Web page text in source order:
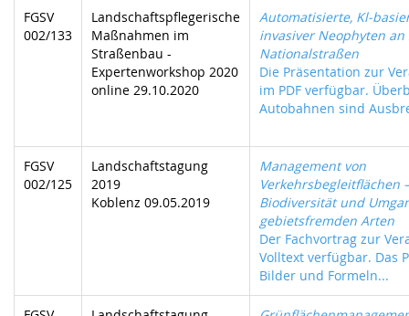
FGSV
002/133
Landschaftspflegerische
Maßnahmen im
Straßenbau -
Expertenworkshop 2020
online 29.10.2020
Automatisierte, Kl-
invasiver Neophyten an
Nationalstraßen
Die Präsentation zur
im PDF verfügbar.
Autobahnen sind
FGSV
002/125
Landschaftstagung
2019
Koblenz 09.05.2019
Management von
Verkehrsbegleitflächen
Biodiversität und
gebietsfremden Arten
Der Fachvortrag zur
Volltext verfügbar. Das
Bilder und Formeln...